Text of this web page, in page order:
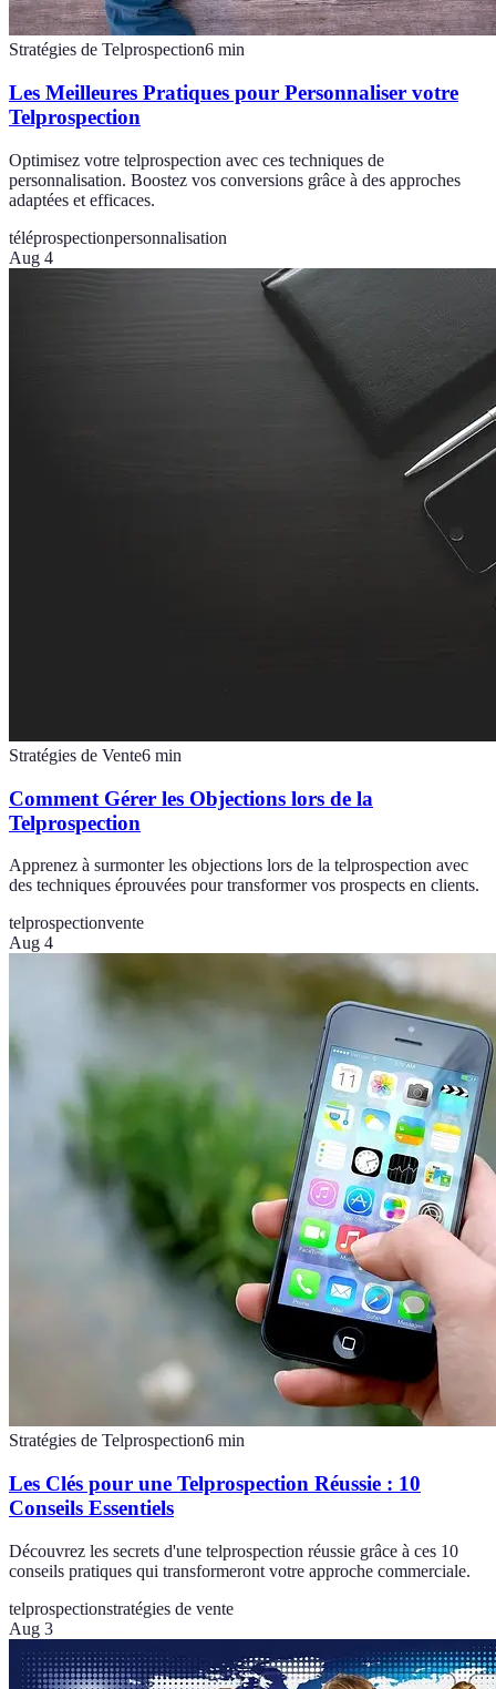
Stratégies de Telprospection6 min
Les Meilleures Pratiques pour Personnaliser votre
Telprospection
Optimisez votre telprospection avec ces techniques de
personnalisation. Boostez vos conversions grâce à des approches
adaptées et efficaces.
téléprospectionpersonnalisation
Aug 4
Stratégies de Vente6 min
Comment Gérer les Objections lors de la
Telprospection
Apprenez à surmonter les objections lors de la telprospection avec
des techniques éprouvées pour transformer vos prospects en clients.
telprospectionvente
Aug 4
Stratégies de Telprospection6 min
Les Clés pour une Telprospection Réussie : 10
Conseils Essentiels
Découvrez les secrets d'une telprospection réussie grâce à ces 10
conseils pratiques qui transformeront votre approche commerciale.
telprospectionstratégies de vente
Aug 3